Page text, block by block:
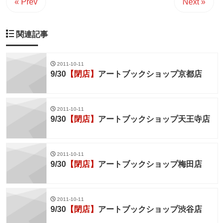
« Prev Next »
関連記事
2011-10-11
9/30 【閉店】 アートブックショップ京都店
2011-10-11
9/30 【閉店】 アートブックショップ天王寺店
2011-10-11
9/30 【閉店】 アートブックショップ梅田店
2011-10-11
9/30 【閉店】 アートブックショップ渋谷店